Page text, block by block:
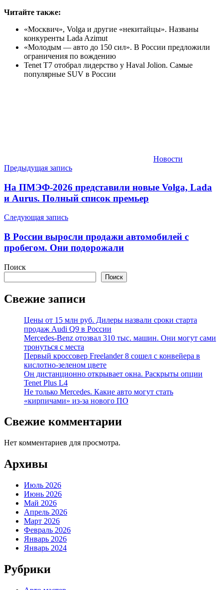
Читайте также:
«Москвич», Volga и другие «некитайцы». Названы
конкуренты Lada Azimut
«Молодым — авто до 150 сил». В России предложили
ограничения по вождению
Tenet Т7 отобрал лидерство у Haval Jolion. Самые
популярные SUV в России
Новости
Навигация
по
записям
Предыдущая запись
На ПМЭФ-2026 представили новые Volga, Lada
и Aurus. Полный список премьер
Следующая запись
В России выросли продажи автомобилей с
пробегом. Они подорожали
Поиск
Поиск
Свежие записи
Цены от 15 млн руб. Дилеры назвали сроки старта
продаж Audi Q9 в России
Mercedes-Benz отозвал 310 тыс. машин. Они могут сами
тронуться с места
Первый кроссовер Freelander 8 сошел с конвейера в
кислотно-зеленом цвете
Он дистанционно открывает окна. Раскрыты опции
Tenet Plus L4
Не только Mercedes. Какие авто могут стать
«кирпичами» из-за нового ПО
Свежие комментарии
Нет комментариев для просмотра.
Архивы
Июль 2026
Июнь 2026
Май 2026
Апрель 2026
Март 2026
Февраль 2026
Январь 2026
Январь 2024
Рубрики